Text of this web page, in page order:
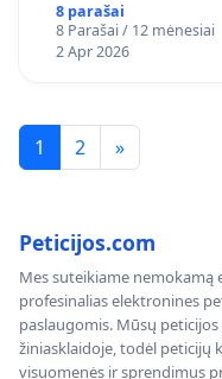
8 parašai
8 Parašai / 12 mėnesiai
2 Apr 2026
1 2 »
Peticijos.com
Mes suteikiame
profesinalias elektronines
paslaugomis. Mūsų
žiniasklaidoje, todėl peticijų
visuomenės ir sprendimus